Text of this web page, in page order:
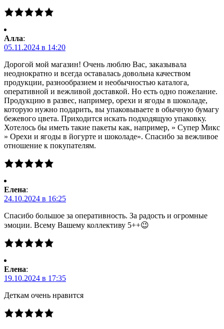
Алла:
05.11.2024 в 14:20
Дорогой мой магазин! Очень люблю Вас, заказывала
неоднократно и всегда оставалась довольна качеством
продукции, разнообразием и необычностью каталога,
оперативной и вежливой доставкой. Но есть одно пожелание.
Продукцию в развес, например, орехи и ягоды в шоколаде,
которую нужно подарить, вы упаковываете в обычную бумагу
бежевого цвета. Приходится искать подходящую упаковку.
Хотелось бы иметь такие пакеты как, например, » Супер Микс
» Орехи и ягоды в йогурте и шоколаде». Спасибо за вежливое
отношение к покупателям.
Елена:
24.10.2024 в 16:25
Спасибо большое за оперативность. За радость и огромные
эмоции. Всему Вашему коллективу 5++😉
Елена:
19.10.2024 в 17:35
Деткам очень нравится